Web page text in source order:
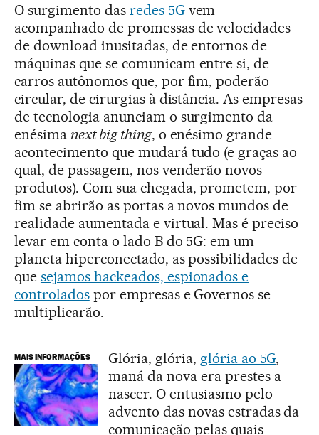
O surgimento das redes 5Gvem
acompanhado de promessas de velocidades
de download inusitadas, de entornos de
máquinas que se comunicam entre si, de
carros autônomos que, por fim, poderão
circular, de cirurgias à distância. As empresas
de tecnologia anunciam o surgimento da
enésima next big thing, o enésimo grande
acontecimento que mudará tudo (e graças ao
qual, de passagem, nos venderão novos
produtos). Com sua chegada, prometem, por
fim se abrirão as portas a novos mundos de
realidade aumentada e virtual. Mas é preciso
levar em conta o lado B do 5G: em um
planeta hiperconectado, as possibilidades de
que sejamos hackeados, espionados e
controladospor empresas e Governos se
multiplicarão.
MAIS INFORMAÇÕES Glória, glória, glória ao 5G,
maná da nova era prestes a
nascer. O entusiasmo pelo
advento das novas estradas da
comunicação pelas quais